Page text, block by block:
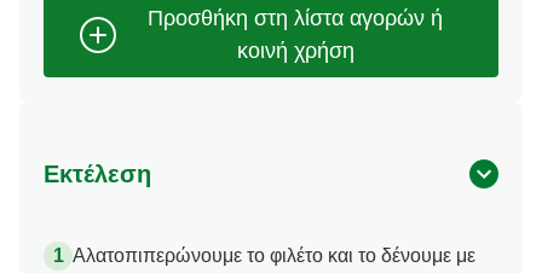
Εκτέλεση
Αλατοπιπερώνουμε το φιλέτο και το δένουμε με